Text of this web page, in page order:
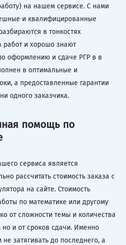
на нашем сервисе. С нами
и квалифицированные
в тонкостях
работ и хорошо знают
оформлению и сдаче РГР в в
в оптимальные и
а предоставленные гарантии
одного заказчика.
помощь по
сервиса является
рассчитать стоимость заказа с
на сайте. Стоимость
по математике или другому
от сложности темы и количества
и от сроков сдачи. Именно
затягивать до последнего, а